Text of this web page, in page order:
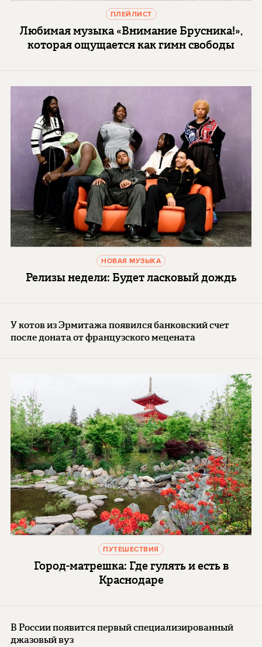
ПЛЕЙЛИСТ
Любимая музыка «Внимание Брусника!»,
которая ощущается как гимн свободы
НОВАЯ МУЗЫКА
Релизы недели: Будет ласковый дождь
У котов из Эрмитажа появился банковский счет
после доната от французского мецената
ПУТЕШЕСТВИЯ
Город-матрешка: Где гулять и есть в
Краснодаре
В России появится первый специализированный
джазовый вуз